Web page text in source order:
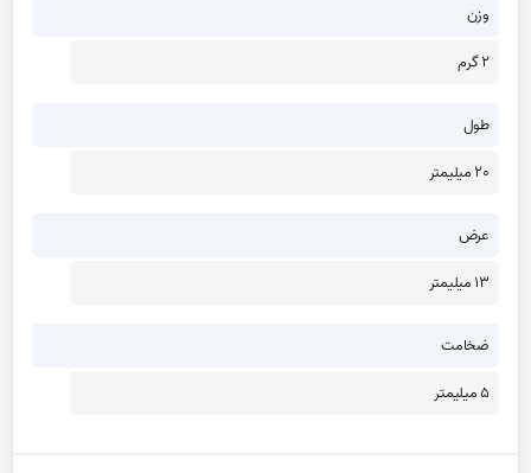
وزن
2 گرم
طول
20 میلیمتر
عرض
13 میلیمتر
ضخامت
5 میلیمتر